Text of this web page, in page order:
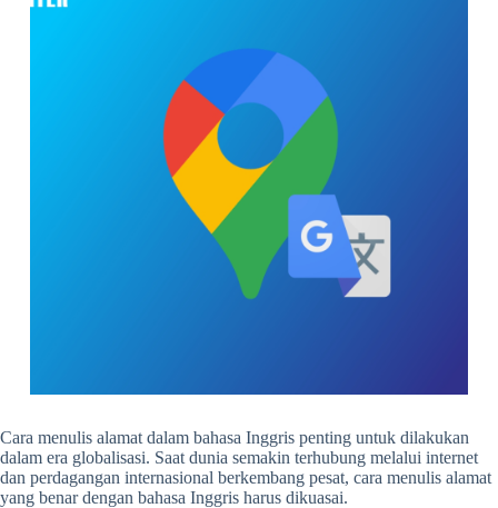
Cara menulis alamat dalam bahasa Inggris penting untuk dilakukan
dalam era globalisasi. Saat dunia semakin terhubung melalui internet
dan perdagangan internasional berkembang pesat, cara menulis alamat
yang benar dengan bahasa Inggris harus dikuasai.